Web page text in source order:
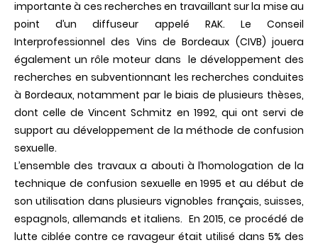
importante à ces recherches en travaillant sur la mise au
point d’un diffuseur appelé RAK. Le Conseil
Interprofessionnel des Vins de Bordeaux (CIVB) jouera
également un rôle moteur dans le développement des
recherches en subventionnant les recherches conduites
à Bordeaux, notamment par le biais de plusieurs thèses,
dont celle de Vincent Schmitz en 1992, qui ont servi de
support au développement de la méthode de confusion
sexuelle.
L’ensemble des travaux a abouti à l’homologation de la
technique de confusion sexuelle en 1995 et au début de
son utilisation dans plusieurs vignobles français, suisses,
espagnols, allemands et italiens. En 2015, ce procédé de
lutte ciblée contre ce ravageur était utilisé dans 5% des